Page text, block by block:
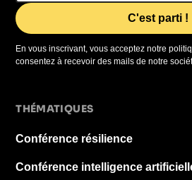
En vous inscrivant, vous acceptez notre
consentez à recevoir des mails de notre
THÉMATIQUES
Conférence résilience
Conférence intelligence